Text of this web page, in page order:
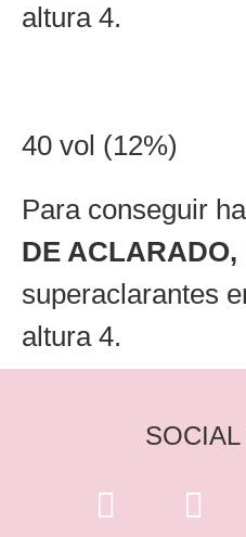
altura 4.
40 vol (12%)
Para conseguir
DE ACLARADO,
superaclarantes
altura 4.